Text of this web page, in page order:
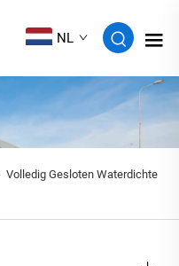
NL
Volledig Gesloten Waterdichte